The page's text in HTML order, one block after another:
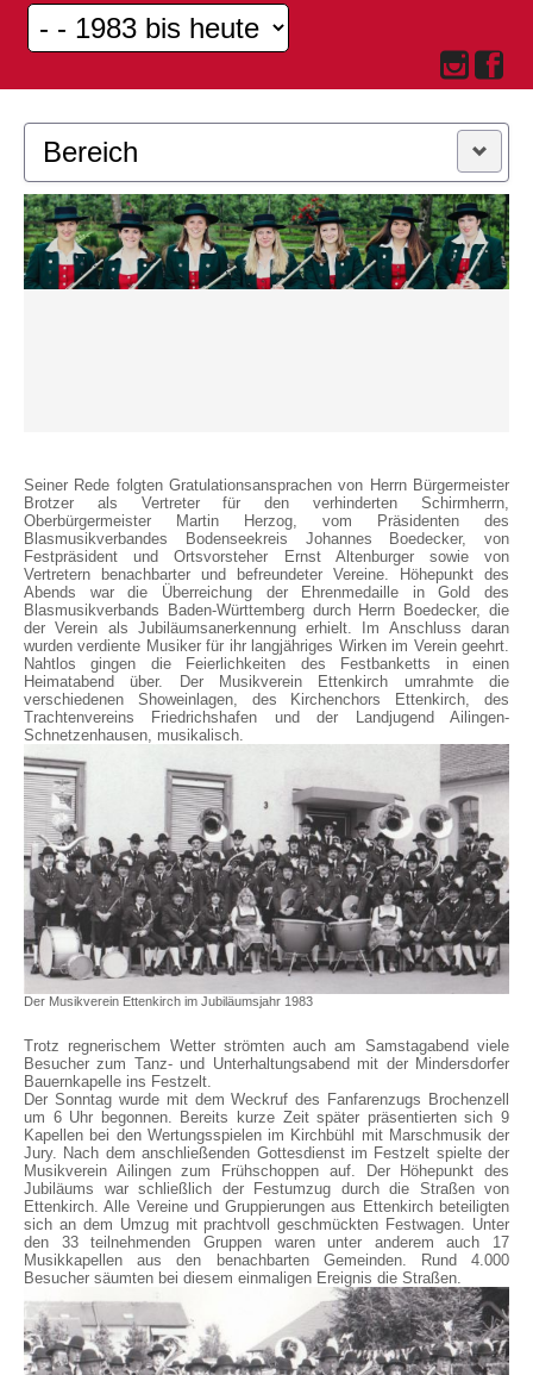
Bereich
MUSIKKAPELLE
JUGEND
Seiner Rede folgten Gratulationsansprachen von Herrn Bürgermeister
Brotzer als Vertreter für den verhinderten Schirmherrn,
Oberbürgermeister Martin Herzog, vom Präsidenten des
Blasmusikverbandes Bodenseekreis Johannes Boedecker, von
Festpräsident und Ortsvorsteher Ernst Altenburger sowie von
Vertretern benachbarter und befreundeter Vereine. Höhepunkt des
Abends war die Überreichung der Ehrenmedaille in Gold des
Blasmusikverbands Baden-Württemberg durch Herrn Boedecker, die
der Verein als Jubiläumsanerkennung erhielt. Im Anschluss daran
wurden verdiente Musiker für ihr langjähriges Wirken im Verein geehrt.
Nahtlos gingen die Feierlichkeiten des Festbanketts in einen
Heimatabend über. Der Musikverein Ettenkirch umrahmte die
verschiedenen Showeinlagen, des Kirchenchors Ettenkirch, des
Trachtenvereins Friedrichshafen und der Landjugend Ailingen-
Schnetzenhausen, musikalisch.
Der Musikverein Ettenkirch im Jubiläumsjahr 1983
Trotz regnerischem Wetter strömten auch am Samstagabend viele
Besucher zum Tanz- und Unterhaltungsabend mit der Mindersdorfer
Bauernkapelle ins Festzelt.
Der Sonntag wurde mit dem Weckruf des Fanfarenzugs Brochenzell
um 6 Uhr begonnen. Bereits kurze Zeit später präsentierten sich 9
Kapellen bei den Wertungsspielen im Kirchbühl mit Marschmusik der
Jury. Nach dem anschließenden Gottesdienst im Festzelt spielte der
Musikverein Ailingen zum Frühschoppen auf. Der Höhepunkt des
Jubiläums war schließlich der Festumzug durch die Straßen von
Ettenkirch. Alle Vereine und Gruppierungen aus Ettenkirch beteiligten
sich an dem Umzug mit prachtvoll geschmückten Festwagen. Unter
den 33 teilnehmenden Gruppen waren unter anderem auch 17
Musikkapellen aus den benachbarten Gemeinden. Rund 4.000
Besucher säumten bei diesem einmaligen Ereignis die Straßen.